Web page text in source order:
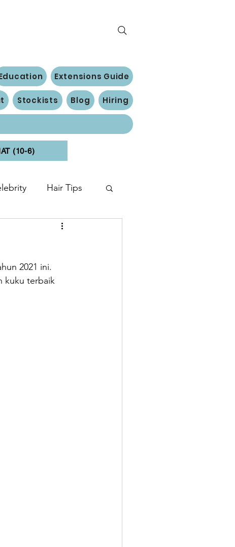
Extensions Guide
Stockists Blog Hiring
(10-6)
Hair Tips
Hair Botox
Weft Extensions
2021 ini.
kuku terbaik